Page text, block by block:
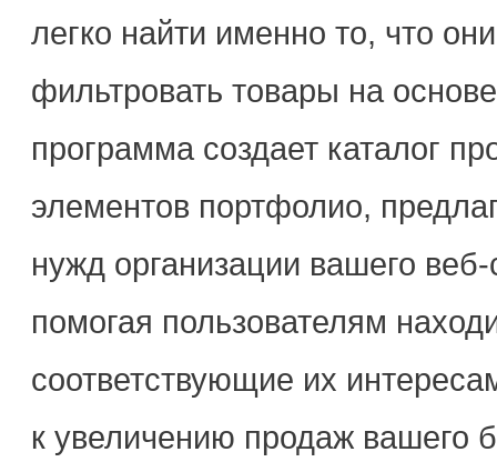
легко найти именно то, что
фильтровать товары на
программа создает каталог
элементов портфолио,
нужд организации вашего
помогая пользователям
соответствующие их
к увеличению продаж вашего